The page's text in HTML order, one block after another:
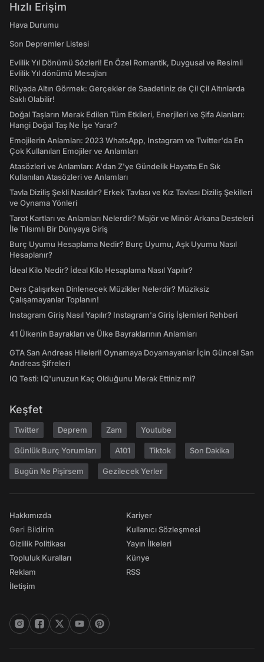
Hızlı Erişim
Hava Durumu
Son Depremler Listesi
Evlilik Yıl Dönümü Sözleri! En Özel Romantik, Duygusal ve Resimli
Evlilik Yıl dönümü Mesajları
Rüyada Altın Görmek: Gerçekler de Saadetiniz de Çil Çil Altınlarda
Saklı Olabilir!
Doğal Taşların Merak Edilen Tüm Etkileri, Enerjileri ve Şifa Alanları:
Hangi Doğal Taş Ne İşe Yarar?
Emojilerin Anlamları: 2023 WhatsApp, Instagram ve Twitter'da En
Çok Kullanılan Emojiler ve Anlamları
Atasözleri ve Anlamları: A'dan Z'ye Gündelik Hayatta En Sık
Kullanılan Atasözleri ve Anlamları
Tavla Diziliş Şekli Nasıldır? Erkek Tavlası ve Kız Tavlası Diziliş Şekilleri
ve Oynama Yönleri
Tarot Kartları ve Anlamları Nelerdir? Majör ve Minör Arkana Desteleri
İle Tılsımlı Bir Dünyaya Giriş
Burç Uyumu Hesaplama Nedir? Burç Uyumu, Aşk Uyumu Nasıl
Hesaplanır?
İdeal Kilo Nedir? İdeal Kilo Hesaplama Nasıl Yapılır?
Ders Çalışırken Dinlenecek Müzikler Nelerdir? Müziksiz
Çalışamayanlar Toplanın!
Instagram Giriş Nasıl Yapılır? Instagram'a Giriş İşlemleri Rehberi
41 Ülkenin Bayrakları ve Ülke Bayraklarının Anlamları
GTA San Andreas Hileleri! Oynamaya Doyamayanlar İçin Güncel San
Andreas Şifreleri
IQ Testi: IQ'unuzun Kaç Olduğunu Merak Ettiniz mi?
Keşfet
Twitter Deprem Zam Youtube
Günlük Burç Yorumları A101 Tiktok Son Dakika
Bugün Ne Pişirsem Gezilecek Yerler
Hakkımızda
Geri Bildirim
Gizlilik Politikası
Topluluk Kuralları
Reklam
İletişim
Kariyer
Kullanıcı Sözleşmesi
Yayın İlkeleri
Künye
RSS